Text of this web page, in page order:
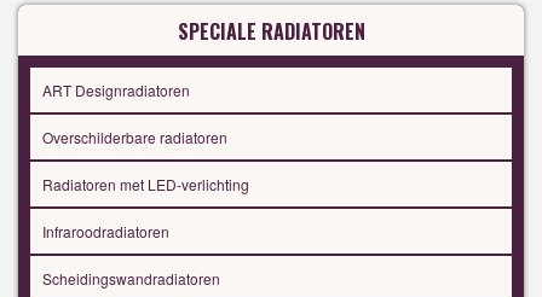
SPECIALE RADIATOREN
ART Designradiatoren
Overschilderbare radiatoren
Radiatoren met LED-verlichting
Infraroodradiatoren
Scheidingswandradiatoren